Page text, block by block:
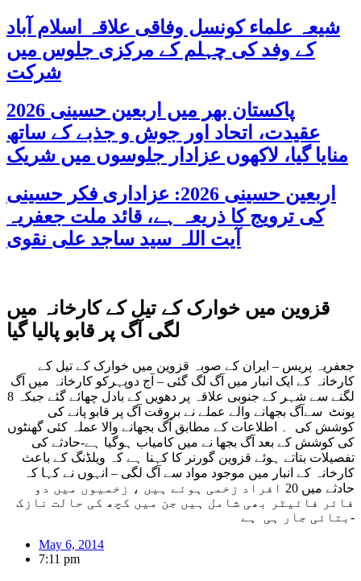
شیعہ علماء کونسل وفاقی علاقہ اسلام آباد
کے وفد کی چہلم کے مرکزی جلوس میں
شرکت
پاکستان بھر میں اربعین حسینی 2026
عقیدت، اتحاد اور جوش و جذبے کے ساتھ
منایا گیا، لاکھوں عزادار جلوسوں میں شریک
اربعین حسینی 2026: عزاداری فکر حسینی
کی ترویج کا ذریعہ ہے، قائد ملت جعفریہ
آیت اللہ سید ساجد علی نقوی
قزوین میں خوارک کے تیل کے کارخانہ میں
لگی آگ پر قابو پالیا گیا
کارخانہ کے ایک انبار میں آگ لگ گئی – آج دوپہرکو کارخانہ میں آگ
لگنے سے شہر کے جنوبی علاقہ پر دھویں کے بادل چھائے گئے جبکہ 8
یونٹ سےآگ بجھانے والے عملے نے بروقت آگ پر قابو پانے کی
کوشش کی ۔ اطلاعات کے مطابق آگ بجھانے والا عملہ کئی گھنٹوں
کی کوشش کے بعد آگ بجھا نے میں کامیاب ہوگیا ہے-حادثے کی
تفصیلات بتاتے ہوئے قزوین گورنر کا کہنا ہے کہ ویلڈنگ کے باعث
کارخانہ کے انبار میں موجود مواد سے آگ لگی – انہوں نے کہا کہ
حادثے میں 20 افراد زخمی ہوئے ہیں ، زخمیوں میں دو
فائر فائیٹر بھی شامل ہیں جن میں کچھ کی حالت نازک
بتائی جار ہی ہے-
May 6, 2014
7:11 pm